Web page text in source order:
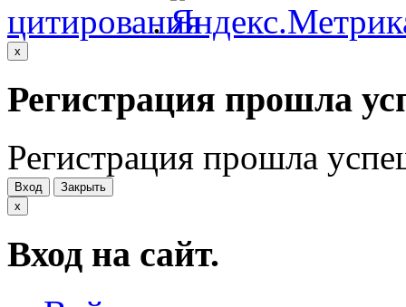
.
x
Регистрация прошла
Регистрация прошла
Вход
Закрыть
x
Вход на сайт.